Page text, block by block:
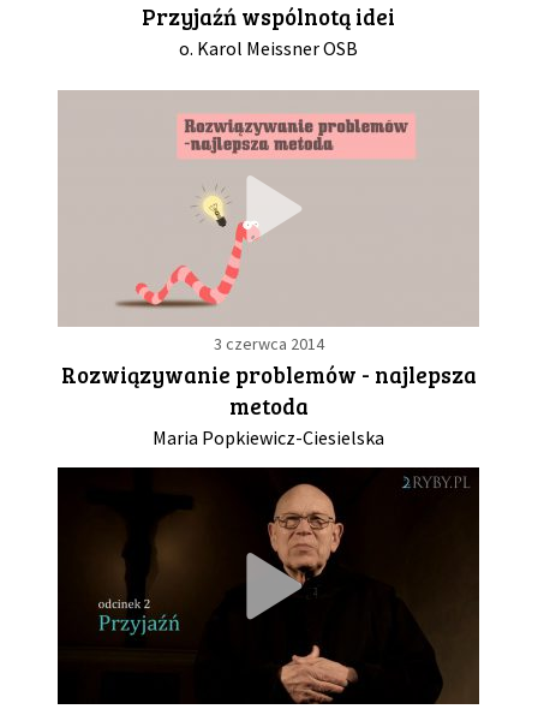
Przyjaźń wspólnotą idei
o. Karol Meissner OSB
3 czerwca 2014
Rozwiązywanie problemów - najlepsza
metoda
Maria Popkiewicz-Ciesielska